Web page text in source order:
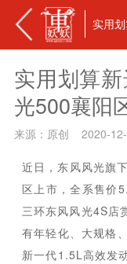
实用划算
光500襄阳
来源：原创 2020-
近日，东风风光旗
区上市，全系售价
三环东风风光4S店
有年轻化、大规格
新一代1.5L高效发